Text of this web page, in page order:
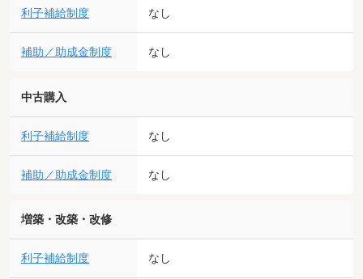
利子補給制度 なし
補助／助成金制度 なし
中古購入
利子補給制度 なし
補助／助成金制度 なし
増築・改築・改修
利子補給制度 なし